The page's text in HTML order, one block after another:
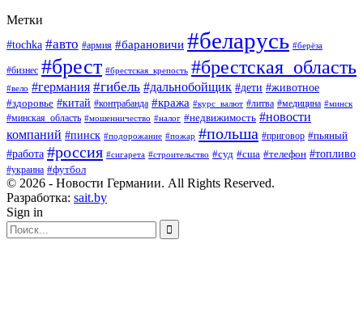
Метки
#tochka #авто #армия #барановичи #беларусь #берёза
#бизнес #брест #брестская_крепость #брестская_область
#вело #германия #гибель #дальнобойщик #дети #животное
#здоровье #китай #контрабанда #кража #курс_валют #литва #медицина #минск
#минская_область #мошенничество #налог #недвижимость #новости
компаний #пинск #подорожание #пожар #польша #приговор #пьяный
#работа #россия #сигарета #строительство #суд #сша #телефон #топливо
#украина #футбол
© 2026 - Новости Германии. All Rights Reserved.
Разработка: sait.by
Sign in